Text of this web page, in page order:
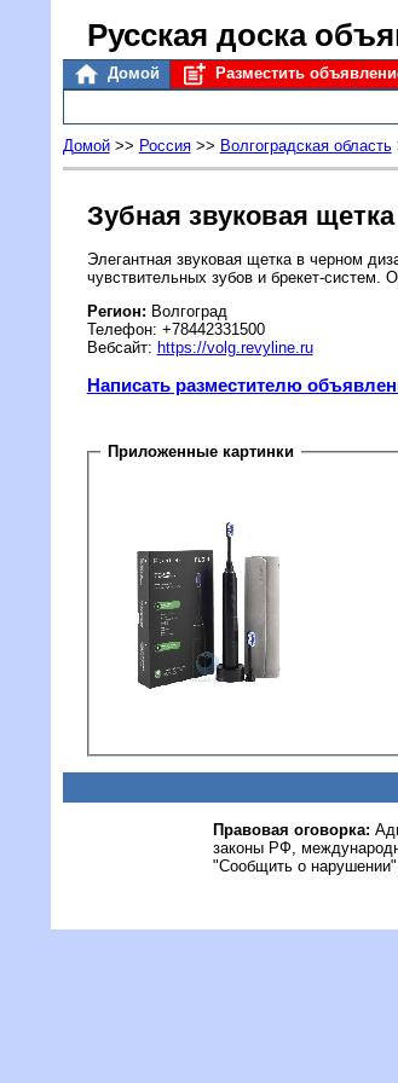
Русская доска
Домой Разместить
Домой>> Россия>> Волгоградская область
Зубная звуковая
Элегантная звуковая щетка в черном
чувствительных зубов и брекет-систем.
Регион: Волгоград
Телефон: +78442331500
Вебсайт: https://volg.revyline.ru
Написать разместителю
Приложенные картинки
Правовая оговорка:
законы РФ,
"Сообщить о нарушении"